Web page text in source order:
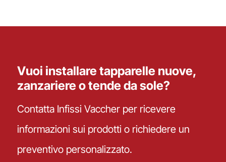
Vuoi installare tapparelle nuove,
zanzariere o tende da sole?
Contatta Infissi Vaccher per ricevere
informazioni sui prodotti o richiedere un
preventivo personalizzato.